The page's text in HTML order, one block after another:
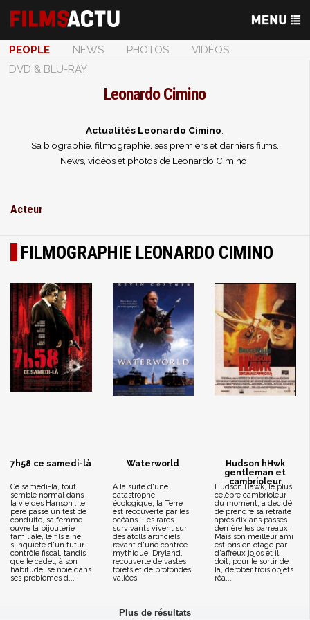
PEOPLE NEWS PHOTOS
VIDÉOS
DVD & BLU-RAY
Leonardo Cimino
Actualités Leonardo Cimino
Sa biographie, filmographie, ses premiers et derniers films.
News, vidéos et photos de Leonardo Cimino.
Acteur
FILMOGRAPHIE LEONARDO CIMINO
7h58 ce samedi-là
Ce samedi-là, tout
semble normal dans
la vie des Hanson : le
père passe un test de
conduite, sa femme
ouvre la bijouterie
familiale, le fils aîné
s'inquiète d'un futur
contrôle fiscal, tandis
que le cadet, à son
habitude, se noie dans
ses problèmes d...
Waterworld
A la suite d'une
catastrophe
écologique, la Terre
est recouverte par les
océans. Les rares
survivants vivent sur
des atolls artificiels,
rêvant d'une contrée
mythique, Dryland,
recouverte de vastes
forêts et de profondes
vallées.
Hudson hHwk
gentleman et
cambrioleur
Hudson Hawk, le plus
célèbre cambrioleur
du moment, a decidé
de prendre sa retraite
après dix ans passés
derrière les barreaux.
Mais son meilleur ami
est pris en otage par
d'affreux jojos et il
doit, pour le sortir de
la, derober trois objets
réa...